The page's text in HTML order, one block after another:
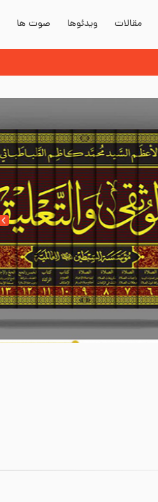
مقالات ویدئوها صوت ها